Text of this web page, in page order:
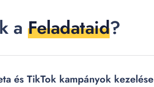
a Feladataid?
és TikTok kampányok kezelése